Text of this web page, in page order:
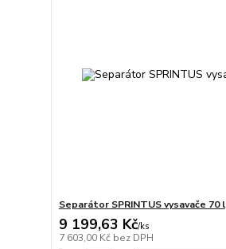
Separátor SPRINTUS vysavače 70 l
9 199,63 Kč/ks
7 603,00 Kč bez DPH